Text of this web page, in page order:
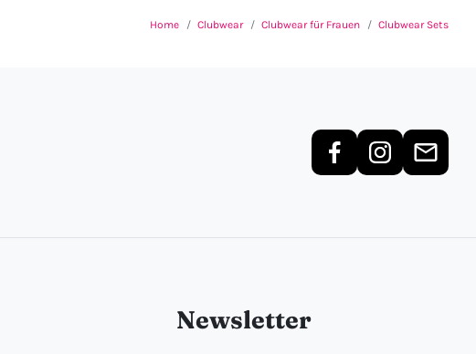
Home Clubwear Clubwear für Frauen Clubwear Sets
Newsletter